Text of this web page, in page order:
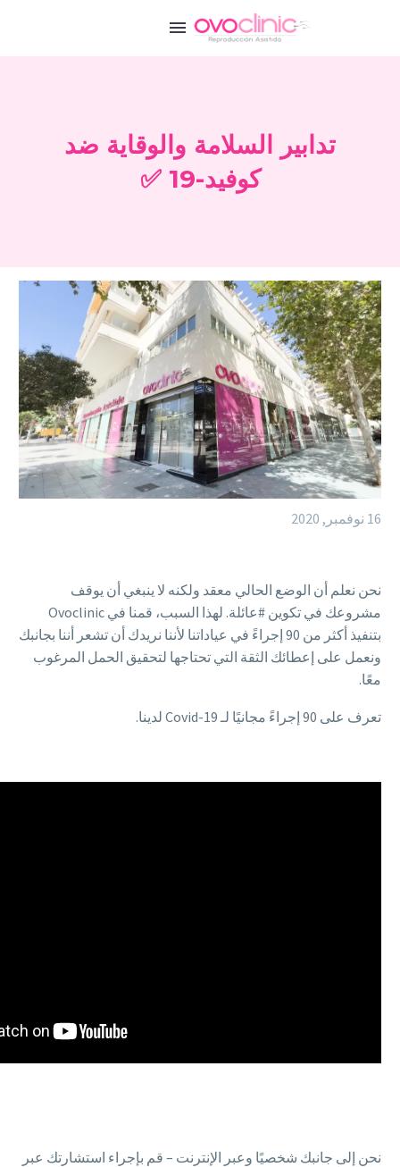
تدابير السلامة والوقاية ضد
كوفيد-19 ✅
16 نوفمبر, 2020
نحن نعلم أن الوضع الحالي معقد ولكنه لا ينبغي أن يوقف
مشروعك في تكوين #عائلة. لهذا السبب، قمنا في Ovoclinic
بتنفيذ أكثر من 90 إجراءً في عياداتنا لأننا نريدك أن تشعر أننا بجانبك
ونعمل على إعطائك الثقة التي تحتاجها لتحقيق الحمل المرغوب
معًا.
تعرف على 90 إجراءً مجانيًا لـ Covid-19 لدينا.
نحن إلى جانبك شخصيًا وعبر الإنترنت – قم بإجراء استشارتك عبر